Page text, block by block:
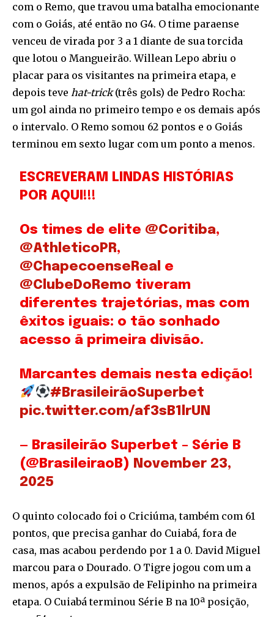
com o Remo, que travou uma batalha emocionante
com o Goiás, até então no G4. O time paraense
venceu de virada por 3 a 1 diante de sua torcida
que lotou o Mangueirão. Willean Lepo abriu o
placar para os visitantes na primeira etapa, e
depois teve hat-trick(três gols) de Pedro Rocha:
um gol ainda no primeiro tempo e os demais após
o intervalo. O Remo somou 62 pontos e o Goiás
terminou em sexto lugar com um ponto a menos.
ESCREVERAM LINDAS HISTÓRIAS
POR AQUI!!!
Os times de elite @Coritiba,
@AthleticoPR,
@ChapecoenseReal e
@ClubeDoRemo tiveram
diferentes trajetórias, mas com
êxitos iguais: o tão sonhado
acesso ã primeira divisão.
Marcantes demais nesta edição!
#BrasileirãoSuperbet
pic.twitter.com/af3sB1lrUN
— Brasileirão Superbet – Série B
(@BrasileiraoB) November 23,
2025
O quinto colocado foi o Criciúma, também com 61
pontos, que precisa ganhar do Cuiabá, fora de
casa, mas acabou perdendo por 1 a 0. David Miguel
marcou para o Dourado. O Tigre jogou com um a
menos, após a expulsão de Felipinho na primeira
etapa. O Cuiabá terminou Série B na 10ª posição,